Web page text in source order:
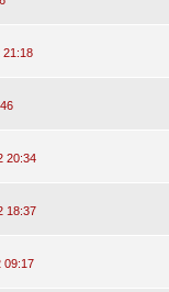
21:18
20:34
18:37
09:17